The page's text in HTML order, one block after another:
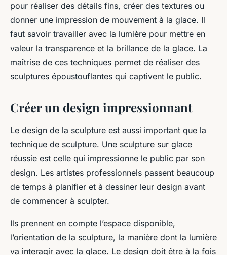
pour réaliser des détails fins, créer des textures ou
donner une impression de mouvement à la glace. Il
faut savoir travailler avec la lumière pour mettre en
valeur la transparence et la brillance de la glace. La
maîtrise de ces techniques permet de réaliser des
sculptures époustouflantes qui captivent le public.
Créer un design impressionnant
Le design de la sculpture est aussi important que la
technique de sculpture. Une sculpture sur glace
réussie est celle qui impressionne le public par son
design. Les artistes professionnels passent beaucoup
de temps à planifier et à dessiner leur design avant
de commencer à sculpter.
Ils prennent en compte l’espace disponible,
l’orientation de la sculpture, la manière dont la lumière
va interagir avec la glace. Le design doit être à la fois